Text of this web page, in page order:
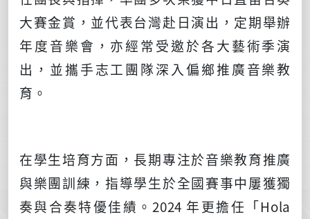
大賽金賞，並代表台灣赴日演出，定期舉辦
年度音樂會，亦經常受邀於各大藝術季演
出，並攜手志工團隊深入偏鄉推廣音樂教
育。
在學生培育方面，長期專注於音樂教育推廣
與樂團訓練，指導學生於全國賽事中屢獲獨
奏與合奏特優佳績。 2024 年更擔任「Hola